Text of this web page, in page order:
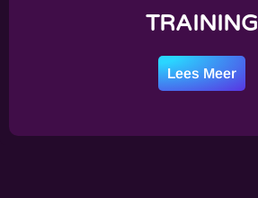
TRAINING
Lees Meer